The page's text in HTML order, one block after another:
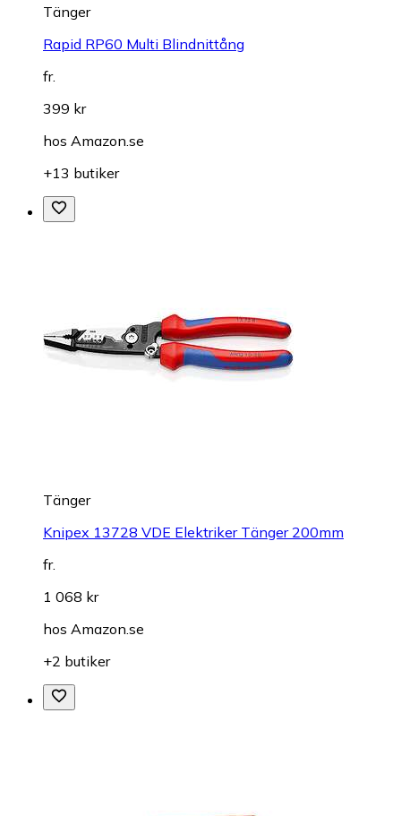
Tänger
Rapid RP60 Multi Blindnittång
fr.
399 kr
hos Amazon.se
+13 butiker
Tänger
Knipex 13728 VDE Elektriker Tänger 200mm
fr.
1 068 kr
hos Amazon.se
+2 butiker